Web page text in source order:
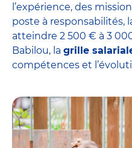
l’expérience, des
poste à responsabilités,
atteindre 2 500 € à 3
Babilou, la grille
compétences et